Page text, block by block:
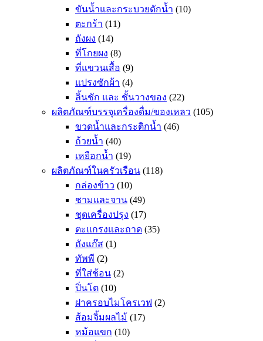
ขันน้ำและกระบวยตักน้ำ (10)
ตะกร้า (11)
ถังผง (14)
ที่โกยผง (8)
ที่แขวนเสื้อ (9)
แปรงซักผ้า (4)
ลิ้นชัก และ ชั้นวางของ (22)
ผลิตภัณฑ์บรรจุเครื่องดื่ม/ของเหลว (105)
ขวดน้ำและกระติกน้ำ (46)
ถ้วยน้ำ (40)
เหยือกน้ำ (19)
ผลิตภัณฑ์ในครัวเรือน (118)
กล่องข้าว (10)
ชามและจาน (49)
ชุดเครื่องปรุง (17)
ตะแกรงและถาด (35)
ถังแก๊ส (1)
ทัพพี (2)
ที่ใส่ช้อน (2)
ปิ่นโต (10)
ฝาครอบไมโครเวฟ (2)
ส้อมจิ้มผลไม้ (17)
หม้อแขก (10)